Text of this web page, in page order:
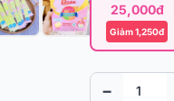
25,000đ
Giảm 1,250đ
−